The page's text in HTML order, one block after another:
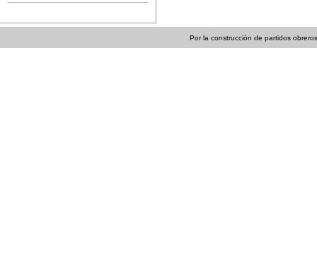
Por la construcción de partidos